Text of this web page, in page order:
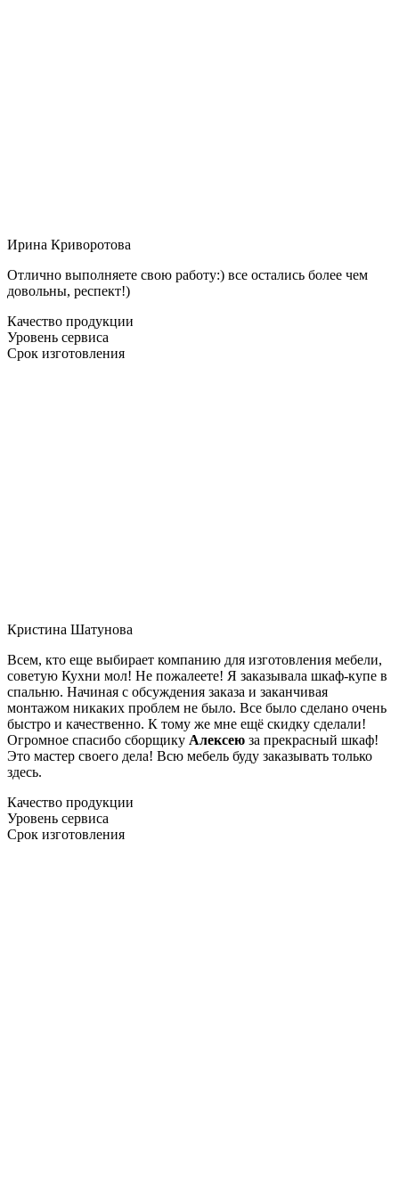
Ирина Криворотова
Отлично выполняете свою работу:) все остались более чем
довольны, респект!)
Качество продукции
Уровень сервиса
Срок изготовления
Кристина Шатунова
Всем, кто еще выбирает компанию для изготовления мебели,
советую Кухни мол! Не пожалеете! Я заказывала шкаф-купе в
спальню. Начиная с обсуждения заказа и заканчивая
монтажом никаких проблем не было. Все было сделано очень
быстро и качественно. К тому же мне ещё скидку сделали!
Огромное спасибо сборщику Алексею за прекрасный шкаф!
Это мастер своего дела! Всю мебель буду заказывать только
здесь.
Качество продукции
Уровень сервиса
Срок изготовления